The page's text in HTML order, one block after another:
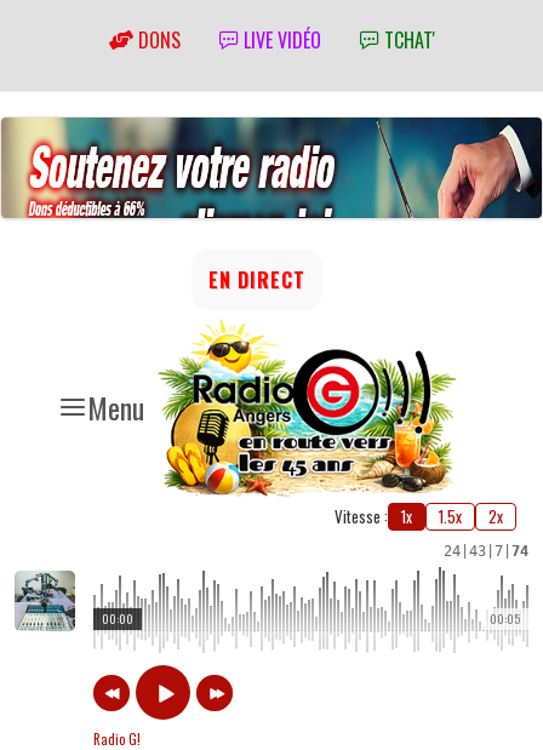
DONS LIVE VIDÉO TCHAT'
Menu
EN DIRECT
Vitesse : 1x 1.5x 2x
24 43 7 74
00:05
00:00
Radio G!